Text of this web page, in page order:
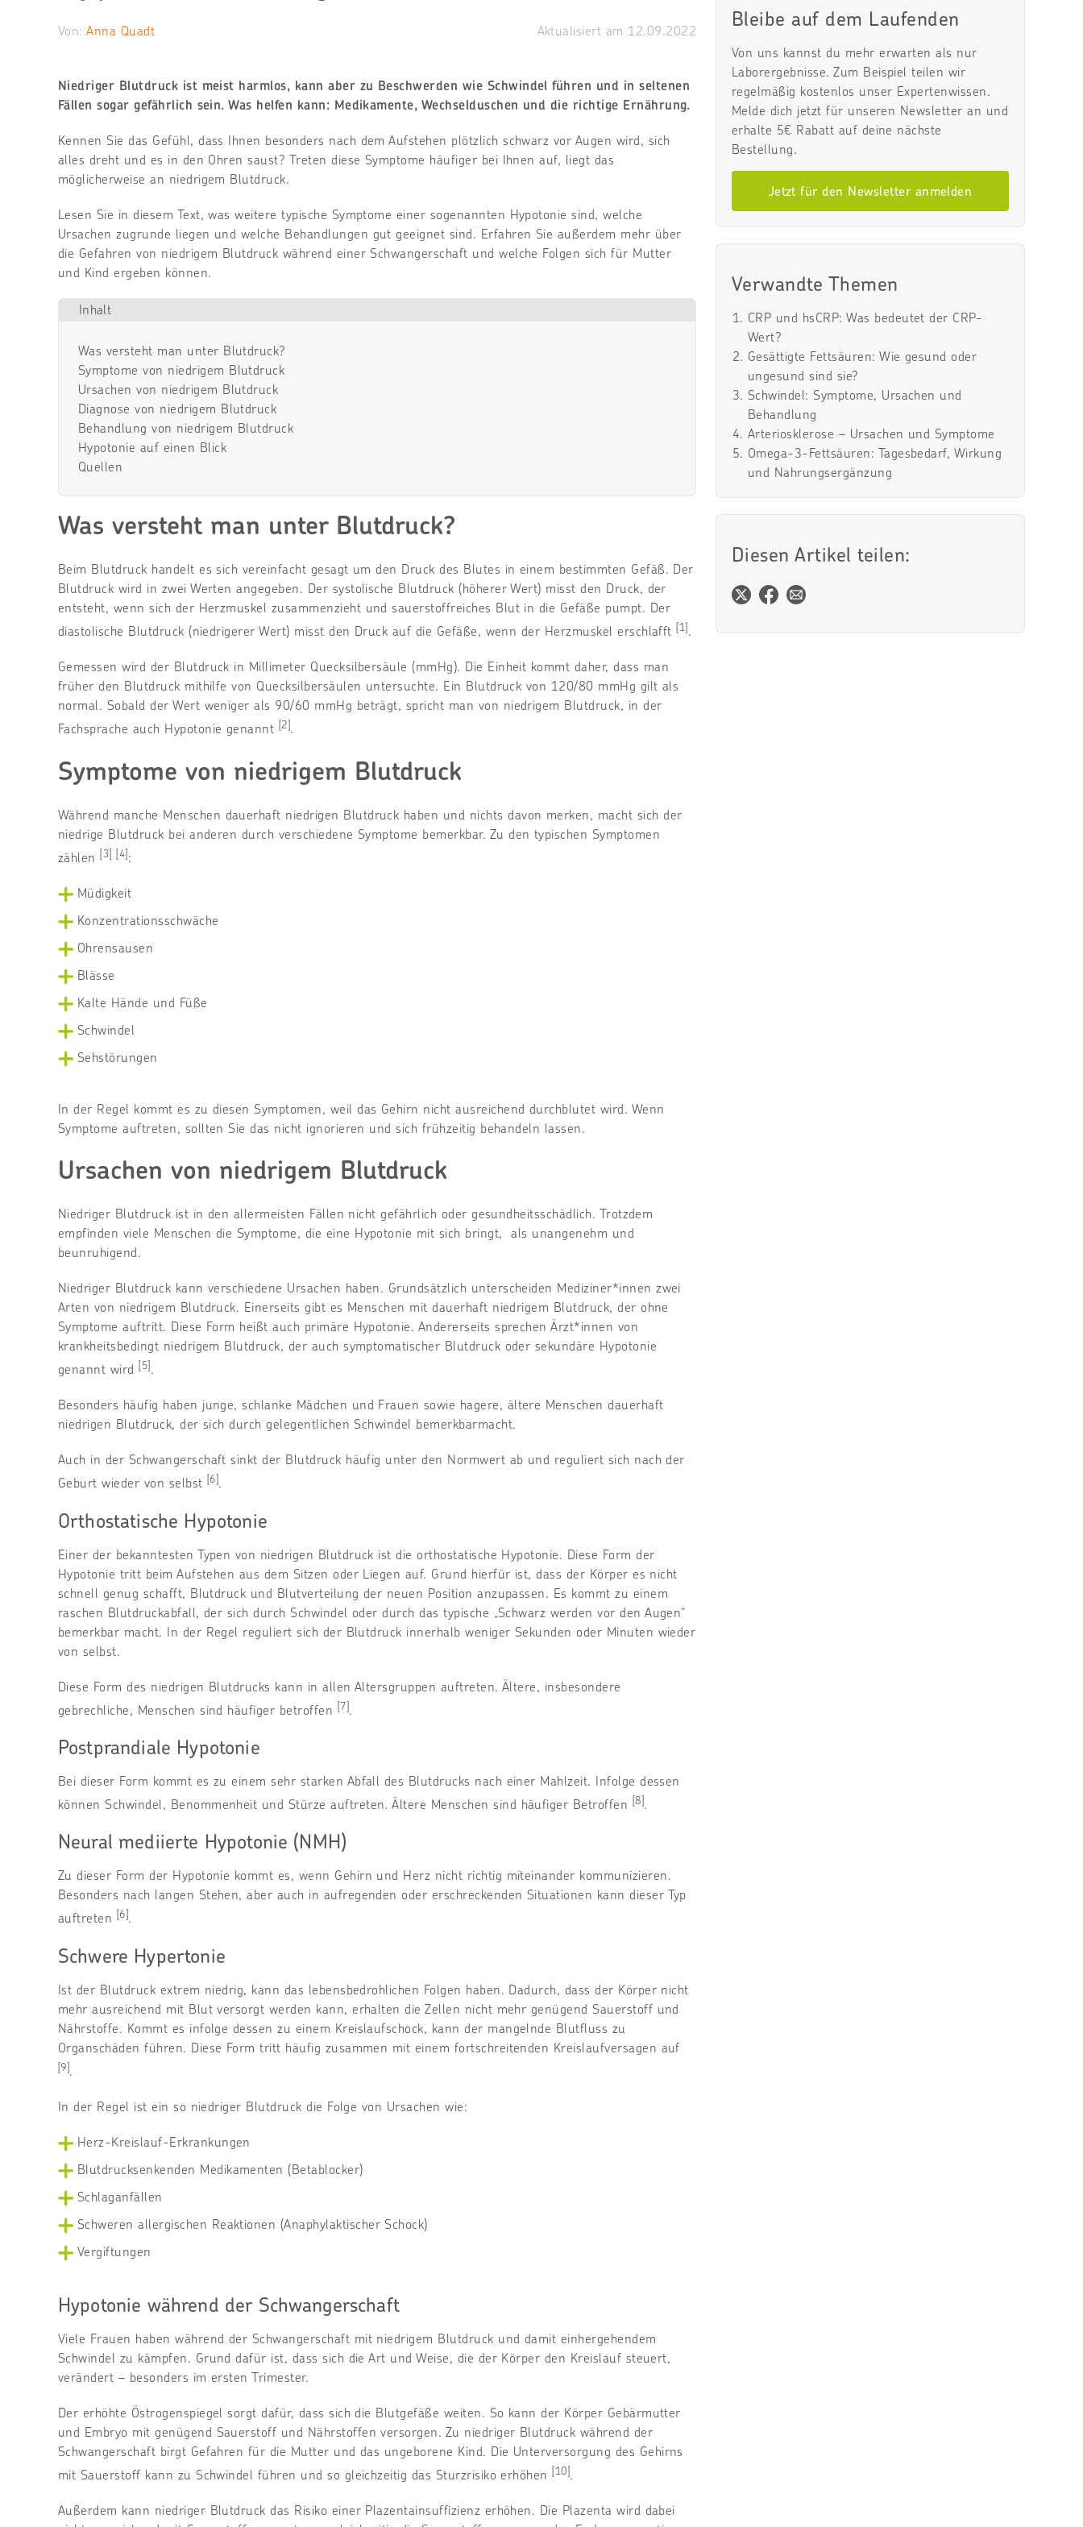
Übergewicht
Schlafstörungen
Alle anzeigen
deine Darmflora mit
Bakterienstämmen
Mehr erfahren
Von:Anna Quadt Aktualisiert am 12.09.2022
Niedriger Blutdruck ist meist harmlos, kann aber zu Beschwerden wie Schwindel führen und in seltenen
Fällen sogar gefährlich sein. Was helfen kann: Medikamente, Wechselduschen und die richtige Ernährung.
Kennen Sie das Gefühl, dass Ihnen besonders nach dem Aufstehen plötzlich schwarz vor Augen wird, sich
alles dreht und es in den Ohren saust? Treten diese Symptome häufiger bei Ihnen auf, liegt das
möglicherweise an niedrigem Blutdruck.
Lesen Sie in diesem Text, was weitere typische Symptome einer sogenannten Hypotonie sind, welche
Ursachen zugrunde liegen und welche Behandlungen gut geeignet sind. Erfahren Sie außerdem mehr über
die Gefahren von niedrigem Blutdruck während einer Schwangerschaft und welche Folgen sich für Mutter
und Kind ergeben können.
Inhalt
Was versteht man unter Blutdruck?
Symptome von niedrigem Blutdruck
Ursachen von niedrigem Blutdruck
Diagnose von niedrigem Blutdruck
Behandlung von niedrigem Blutdruck
Hypotonie auf einen Blick
Quellen
Was versteht man unter Blutdruck?
Beim Blutdruck handelt es sich vereinfacht gesagt um den Druck des Blutes in einem bestimmten Gefäß. Der
Blutdruck wird in zwei Werten angegeben. Der systolische Blutdruck (höherer Wert) misst den Druck, der
entsteht, wenn sich der Herzmuskel zusammenzieht und sauerstoffreiches Blut in die Gefäße pumpt. Der
diastolische Blutdruck (niedrigerer Wert) misst den Druck auf die Gefäße, wenn der Herzmuskel erschlafft[1].
Gemessen wird der Blutdruck in Millimeter Quecksilbersäule (mmHg). Die Einheit kommt daher, dass man
früher den Blutdruck mithilfe von Quecksilbersäulen untersuchte. Ein Blutdruck von 120/80 mmHg gilt als
normal. Sobald der Wert weniger als 90/60 mmHg beträgt, spricht man von niedrigem Blutdruck, in der
Fachsprache auch Hypotonie genannt [2].
Symptome von niedrigem Blutdruck
Während manche Menschen dauerhaft niedrigen Blutdruck haben und nichts davon merken, macht sich der
niedrige Blutdruck bei anderen durch verschiedene Symptome bemerkbar. Zu den typischen Symptomen
zählen[3] [4]:
Müdigkeit
Konzentrationsschwäche
Ohrensausen
Blässe
Kalte Hände und Füße
Schwindel
Sehstörungen
In der Regel kommt es zu diesen Symptomen, weil das Gehirn nicht ausreichend durchblutet wird. Wenn
Symptome auftreten, sollten Sie das nicht ignorieren und sich frühzeitig behandeln lassen.
Ursachen von niedrigem Blutdruck
Niedriger Blutdruck ist in den allermeisten Fällen nicht gefährlich oder gesundheitsschädlich. Trotzdem
empfinden viele Menschen die Symptome, die eine Hypotonie mit sich bringt, als unangenehm und
beunruhigend.
Niedriger Blutdruck kann verschiedene Ursachen haben. Grundsätzlich unterscheiden Mediziner*innen zwei
Arten von niedrigem Blutdruck. Einerseits gibt es Menschen mit dauerhaft niedrigem Blutdruck, der ohne
Symptome auftritt. Diese Form heißt auch primäre Hypotonie. Andererseits sprechen Ärzt*innen von
krankheitsbedingt niedrigem Blutdruck, der auch symptomatischer Blutdruck oder sekundäre Hypotonie
genannt wird[5].
Besonders häufig haben junge, schlanke Mädchen und Frauen sowie hagere, ältere Menschen dauerhaft
niedrigen Blutdruck, der sich durch gelegentlichen Schwindel bemerkbarmacht.
Auch in der Schwangerschaft sinkt der Blutdruck häufig unter den Normwert ab und reguliert sich nach der
Geburt wieder von selbst [6].
Orthostatische Hypotonie
Einer der bekanntesten Typen von niedrigen Blutdruck ist die orthostatische Hypotonie. Diese Form der
Hypotonie tritt beim Aufstehen aus dem Sitzen oder Liegen auf. Grund hierfür ist, dass der Körper es nicht
schnell genug schafft, Blutdruck und Blutverteilung der neuen Position anzupassen. Es kommt zu einem
raschen Blutdruckabfall, der sich durch Schwindel oder durch das typische „Schwarz werden vor den Augen“
bemerkbar macht. In der Regel reguliert sich der Blutdruck innerhalb weniger Sekunden oder Minuten wieder
von selbst.
Diese Form des niedrigen Blutdrucks kann in allen Altersgruppen auftreten. Ältere, insbesondere
gebrechliche, Menschen sind häufiger betroffen [7].
Postprandiale Hypotonie
Bei dieser Form kommt es zu einem sehr starken Abfall des Blutdrucks nach einer Mahlzeit. Infolge dessen
können Schwindel, Benommenheit und Stürze auftreten. Ältere Menschen sind häufiger Betroffen [8].
Neural mediierte Hypotonie (NMH)
Zu dieser Form der Hypotonie kommt es, wenn Gehirn und Herz nicht richtig miteinander kommunizieren.
Besonders nach langen Stehen, aber auch in aufregenden oder erschreckenden Situationen kann dieser Typ
auftreten [6].
Schwere Hypertonie
Ist der Blutdruck extrem niedrig, kann das lebensbedrohlichen Folgen haben. Dadurch, dass der Körper nicht
mehr ausreichend mit Blut versorgt werden kann, erhalten die Zellen nicht mehr genügend Sauerstoff und
Nährstoffe. Kommt es infolge dessen zu einem Kreislaufschock, kann der mangelnde Blutfluss zu
Organschäden führen. Diese Form tritt häufig zusammen mit einem fortschreitenden Kreislaufversagen auf
[9].
In der Regel ist ein so niedriger Blutdruck die Folge von Ursachen wie:
Herz-Kreislauf-Erkrankungen
Blutdrucksenkenden Medikamenten (Betablocker)
Schlaganfällen
Schweren allergischen Reaktionen (Anaphylaktischer Schock)
Vergiftungen
Hypotonie während der Schwangerschaft
Viele Frauen haben während der Schwangerschaft mit niedrigem Blutdruck und damit einhergehendem
Schwindel zu kämpfen. Grund dafür ist, dass sich die Art und Weise, die der Körper den Kreislauf steuert,
verändert – besonders im ersten Trimester.
Der erhöhte Östrogenspiegel sorgt dafür, dass sich die Blutgefäße weiten. So kann der Körper Gebärmutter
und Embryo mit genügend Sauerstoff und Nährstoffen versorgen. Zu niedriger Blutdruck während der
Schwangerschaft birgt Gefahren für die Mutter und das ungeborene Kind. Die Unterversorgung des Gehirns
mit Sauerstoff kann zu Schwindel führen und so gleichzeitig das Sturzrisiko erhöhen[10].
Außerdem kann niedriger Blutdruck das Risiko einer Plazentainsuffizienz erhöhen. Die Plazenta wird dabei
Bleibe auf dem Laufenden
Von uns kannst du mehr erwarten als nur
Laborergebnisse. Zum Beispiel teilen wir
regelmäßig kostenlos unser Expertenwissen.
Melde dich jetzt für unseren Newsletter an und
erhalte 5€ Rabatt auf deine nächste
Bestellung.
Jetzt für den Newsletter anmelden
Verwandte Themen
CRP und hsCRP: Was bedeutet der CRP-
Wert?
Gesättigte Fettsäuren: Wie gesund oder
ungesund sind sie?
Schwindel: Symptome, Ursachen und
Behandlung
Arteriosklerose – Ursachen und Symptome
Omega-3-Fettsäuren: Tagesbedarf, Wirkung
und Nahrungsergänzung
Diesen Artikel teilen: